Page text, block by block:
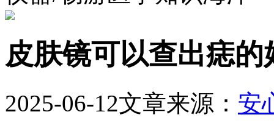
皮肤镜可以查出痣的
2025-06-12文章来源： 安